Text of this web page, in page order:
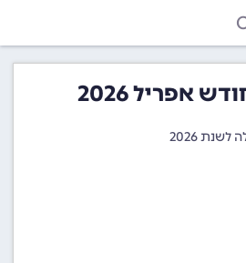
שער הפולה בחודש אפריל 2026
2026